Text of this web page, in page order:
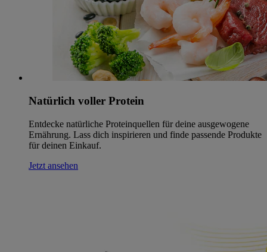
Natürlich voller Protein
Entdecke natürliche Proteinquellen für deine ausgewogene
Ernährung. Lass dich inspirieren und finde passende Produkte
für deinen Einkauf.
Jetzt ansehen